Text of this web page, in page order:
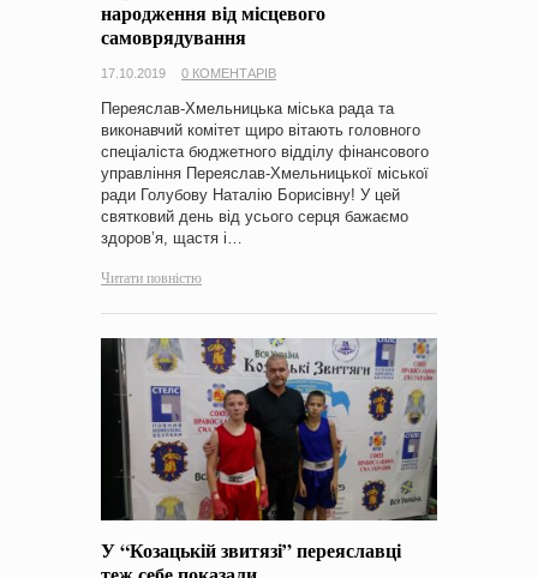
народження від місцевого
самоврядування
17.10.2019 0 КОМЕНТАРІВ
Переяслав-Хмельницька міська рада та
виконавчий комітет щиро вітають головного
спеціаліста бюджетного відділу фінансового
управління Переяслав-Хмельницької міської
ради Голубову Наталію Борисівну! У цей
святковий день від усього серця бажаємо
здоров’я, щастя і…
Читати повністю
У “Козацькій звитязі” переяславці